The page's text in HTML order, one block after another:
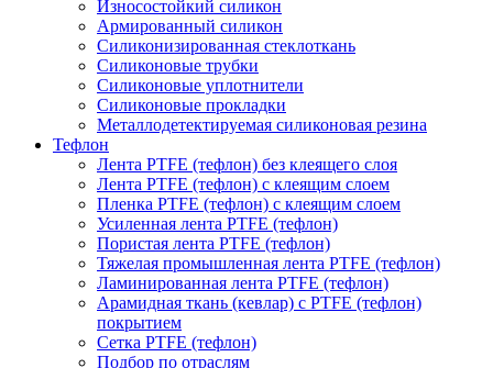
Износостойкий силикон
Армированный силикон
Силиконизированная стеклоткань
Силиконовые трубки
Силиконовые уплотнители
Силиконовые прокладки
Металлодетектируемая силиконовая резина
Тефлон
Лента PTFE (тефлон) без клеящего слоя
Лента PTFE (тефлон) с клеящим слоем
Пленка PTFE (тефлон) с клеящим слоем
Усиленная лента PTFE (тефлон)
Пористая лента PTFE (тефлон)
Тяжелая промышленная лента PTFE (тефлон)
Ламинированная лента PTFE (тефлон)
Арамидная ткань (кевлар) с PTFE (тефлон)
покрытием
Сетка PTFE (тефлон)
Подбор по отраслям